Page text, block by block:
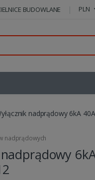
BUDOWLANE PLN
nadprądowy 6kA
nadprądowych